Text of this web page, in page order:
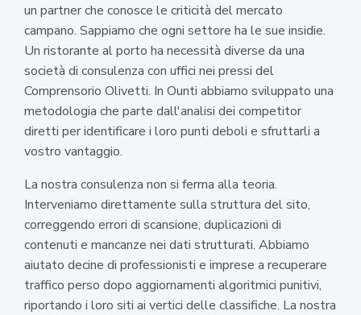
un partner che conosce le criticità del mercato
campano. Sappiamo che ogni settore ha le sue insidie.
Un ristorante al porto ha necessità diverse da una
società di consulenza con uffici nei pressi del
Comprensorio Olivetti. In Ounti abbiamo sviluppato una
metodologia che parte dall'analisi dei competitor
diretti per identificare i loro punti deboli e sfruttarli a
vostro vantaggio.
La nostra consulenza non si ferma alla teoria.
Interveniamo direttamente sulla struttura del sito,
correggendo errori di scansione, duplicazioni di
contenuti e mancanze nei dati strutturati. Abbiamo
aiutato decine di professionisti e imprese a recuperare
traffico perso dopo aggiornamenti algoritmici punitivi,
riportando i loro siti ai vertici delle classifiche. La nostra